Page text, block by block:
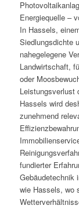
Energiequelle –
In Hassels,
Siedlungsdichte
nahegelegene
Landwirtschaft,
oder
Leistungsverlust
Hassels wird
zunehmend
fundierter
Gebäudetechnik
wie Hassels, wo